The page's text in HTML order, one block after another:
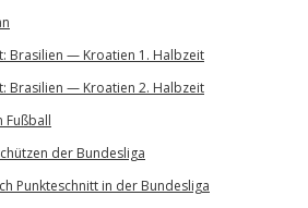
Brasilien — Kroatien 1. Halbzeit
Brasilien — Kroatien 2. Halbzeit
Fußball
der Bundesliga
Punkteschnitt in der Bundesliga